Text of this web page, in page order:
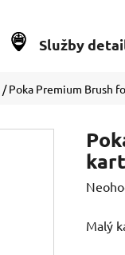
Služby
/ Poka Premium Brush
Malý